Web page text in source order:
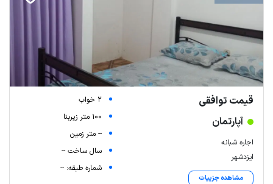
قیمت توافقی
آپارتمان
اجاره شبانه
ایزدشهر
مشاهده جزییات
2 خواب
100 متر زیربنا
-- متر زمین
سال ساخت --
شماره طبقه: --